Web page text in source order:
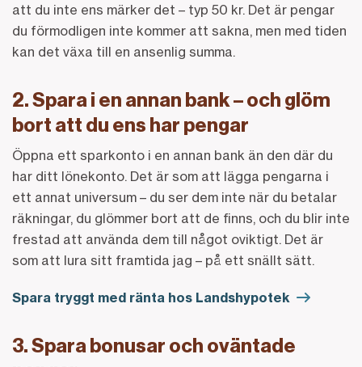
att du inte ens märker det – typ 50 kr. Det är pengar
du förmodligen inte kommer att sakna, men med tiden
kan det växa till en ansenlig summa.
2. Spara i en annan bank – och glöm
bort att du ens har pengar
Öppna ett sparkonto i en annan bank än den där du
har ditt lönekonto. Det är som att lägga pengarna i
ett annat universum – du ser dem inte när du betalar
räkningar, du glömmer bort att de finns, och du blir inte
frestad att använda dem till något oviktigt. Det är
som att lura sitt framtida jag – på ett snällt sätt.
Spara tryggt med ränta hos Landshypotek
3. Spara bonusar och oväntade